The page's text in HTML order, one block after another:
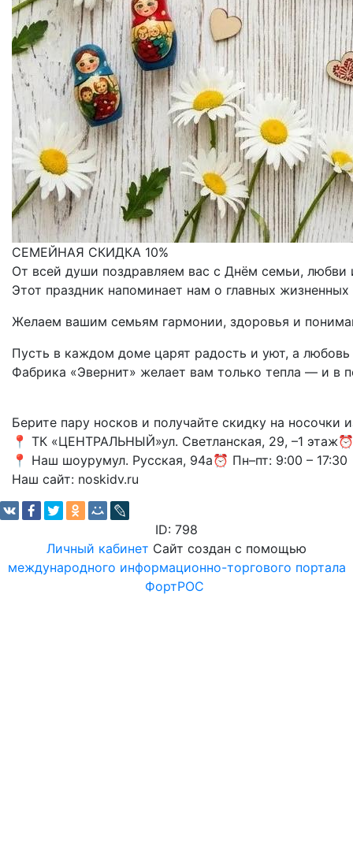
СЕМЕЙНАЯ СКИДКА 10%
От всей души поздравляем вас с Днём семьи, любви
Этот праздник напоминает нам о главных
Желаем вашим семьям гармонии, здоровья и
Пусть в каждом доме царят радость и уют, а
Фабрика «Эвернит» желает вам только тепла — и в
Берите пару носков и получайте скидку на носочки
📍 ТК «ЦЕНТРАЛЬНЫЙ»ул. Светланская, 29, –1
📍 Наш шоурумул. Русская, 94а⏰ Пн–пт: 9:00 – 17:30
Наш сайт: noskidv.ru
ID: 798
Личный кабинет Сайт создан с помощью
международного информационно-торгового портала
ФортРОС